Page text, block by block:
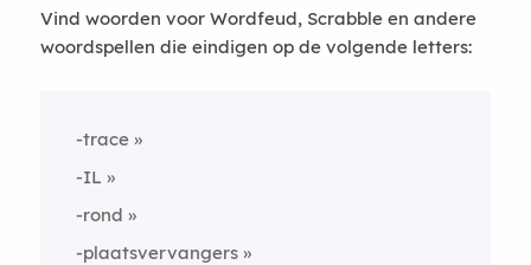
Vind woorden voor Wordfeud, Scrabble en andere
woordspellen die eindigen op de volgende letters:
-trace
-IL
-rond
-plaatsvervangers